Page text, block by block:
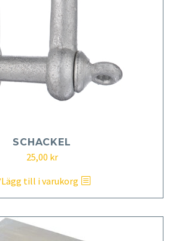
SCHACKEL
25,00 kr
Lägg till i varukorg